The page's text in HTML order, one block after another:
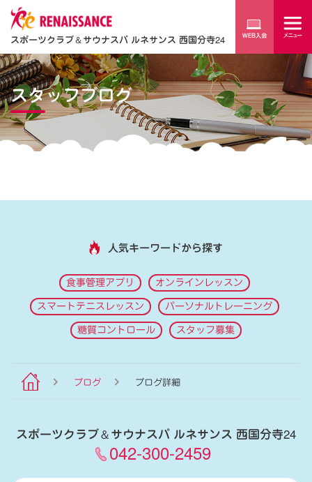
スポーツクラブ＆サウナスパ ルネサンス 西国分寺24
スタッフブログ
人気キーワードから探す
食事管理アプリ オンラインレッスン
スマートテニスレッスン パーソナルトレーニング
糖質コントロール スタッフ募集
ブログ ブログ詳細
スポーツクラブ＆サウナスパ ルネサンス 西国分寺24
042-300-2459